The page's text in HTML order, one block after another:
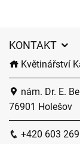
KONTAKT
Květinářství
nám. Dr. E.
76901 Holešov
+420 603